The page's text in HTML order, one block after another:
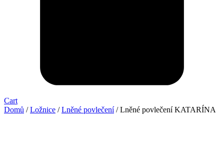
Cart
Domů /Ložnice /Lněné povlečení/ Lněné povlečení KATARÍNA